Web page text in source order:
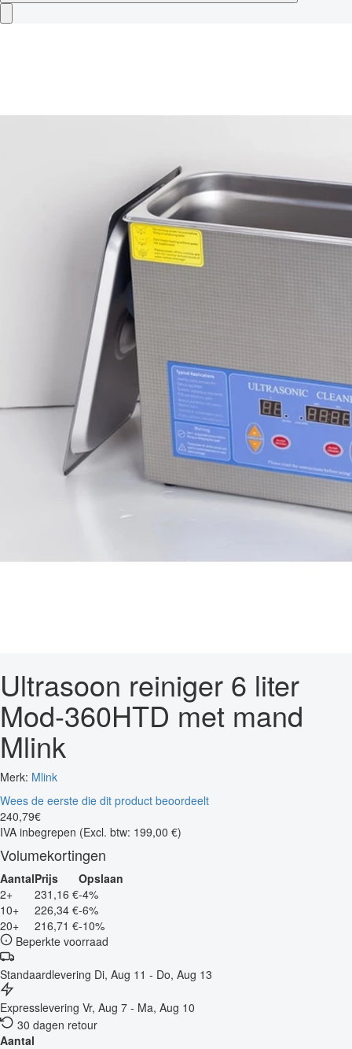
Ultrasoon reiniger 6 liter
Mod-360HTD met mand
Mlink
Merk: Mlink
Wees de eerste die dit product beoordeelt
240,79€
IVA inbegrepen (Excl. btw: 199,00 €)
Volumekortingen
AantalPrijs
Opslaan
2+
231,16 €-4%
10+
226,34 €-6%
20+
216,71 €-10%
Beperkte voorraad
Standaardlevering Di, Aug 11 - Do, Aug 13
Expresslevering Vr, Aug 7 - Ma, Aug 10
30 dagen retour
Aantal